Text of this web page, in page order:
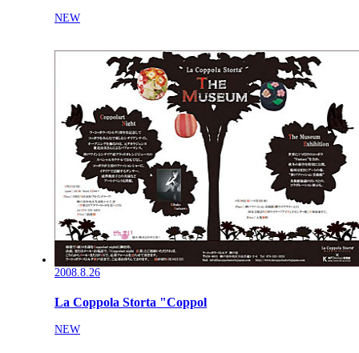
NEW
2008.8.26
La Coppola Storta "Coppol
NEW